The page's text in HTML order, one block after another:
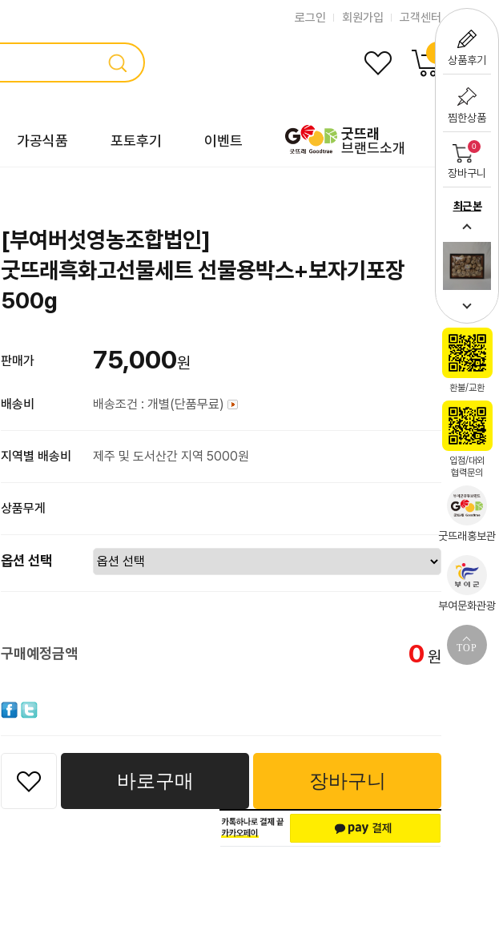
상품후기
찜한상품
0
장바구니
최근 본
환불/교환
입점/대외
협력문의
굿뜨래홍보관
부여문화관광
TOP
로그인 회원가입 고객센터
가공식품 포토후기 이벤트
굿뜨래
브랜드소개
[부여버섯영농조합법인]
굿뜨래흑화고선물세트 선물용박스+보자기포장
500g
판매가 75,000원
배송비 배송조건 : 개별(단품무료)
지역별 배송비 제주 및 도서산간 지역 5000원
상품무게
옵션 선택
구매예정금액 0 원
바로구매 장바구니